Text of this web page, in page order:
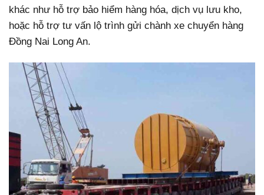
khác như hỗ trợ bảo hiểm hàng hóa, dịch vụ lưu kho,
hoặc hỗ trợ tư vấn lộ trình gửi chành xe chuyển hàng
Đồng Nai Long An.